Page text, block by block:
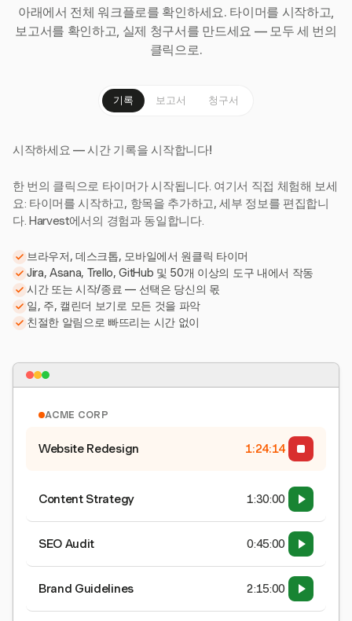
아래에서 전체 워크플로를 확인하세요. 타이머를 시작하고,
보고서를 확인하고, 실제 청구서를 만드세요 — 모두 세 번의
클릭으로.
기록 보고서 청구서
시작하세요 — 시간 기록을 시작합니다!
한 번의 클릭으로 타이머가 시작됩니다. 여기서 직접 체험해 보세
요: 타이머를 시작하고, 항목을 추가하고, 세부 정보를 편집합니
다. Harvest에서의 경험과 동일합니다.
브라우저, 데스크톱, 모바일에서 원클릭 타이머
Jira, Asana, Trello, GitHub 및 50개 이상의 도구 내에서 작동
시간 또는 시작/종료 — 선택은 당신의 몫
일, 주, 캘린더 보기로 모든 것을 파악
친절한 알림으로 빠뜨리는 시간 없이
ACME CORP
Website Redesign 1:24:15
Content Strategy 1:30:00
SEO Audit 0:45:00
Brand Guidelines 2:15:00